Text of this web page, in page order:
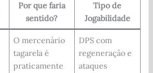
Por que faria
sentido?
Tipo de
Jogabilidade
O mercenário
tagarela é
praticamente
DPS com
regeneração e
ataques